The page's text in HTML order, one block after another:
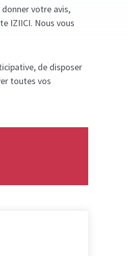
votre avis,
IZIICI. Nous vous
de disposer
toutes vos